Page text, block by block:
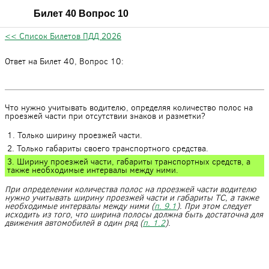
Билет 40 Вопрос 10
<< Список Билетов ПДД 2026
Ответ на Билет 40, Вопрос 10:
Что нужно учитывать водителю, определяя количество полос на
проезжей части при отсутствии знаков и разметки?
1. Только ширину проезжей части.
2. Только габариты своего транспортного средства.
3. Ширину проезжей части, габариты транспортных средств, а
также необходимые интервалы между ними.
При определении количества полос на проезжей части водителю
нужно учитывать ширину проезжей части и габариты ТС, а также
необходимые интервалы между ними (п. 9.1 ). При этом следует
исходить из того, что ширина полосы должна быть достаточна для
движения автомобилей в один ряд (п. 1.2).